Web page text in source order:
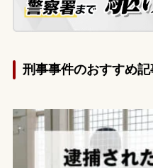
刑事事件のおすすめ記